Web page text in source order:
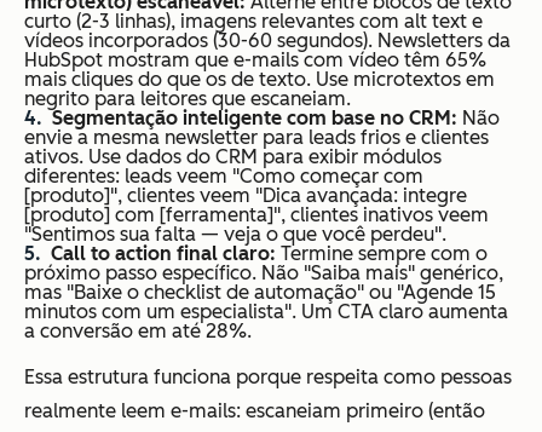
curto (2-3 linhas), imagens relevantes com alt text e
vídeos incorporados (30-60 segundos). Newsletters da
HubSpot mostram que e-mails com vídeo têm 65%
mais cliques do que os de texto. Use microtextos em
negrito para leitores que escaneiam.
Segmentação inteligente com base no CRM: Não
envie a mesma newsletter para leads frios e clientes
ativos. Use dados do CRM para exibir módulos
diferentes: leads veem "Como começar com
[produto]", clientes veem "Dica avançada: integre
[produto] com [ferramenta]", clientes inativos veem
"Sentimos sua falta — veja o que você perdeu".
Call to action final claro: Termine sempre com o
próximo passo específico. Não "Saiba mais" genérico,
mas "Baixe o checklist de automação" ou "Agende 15
minutos com um especialista". Um CTA claro aumenta
a conversão em até 28%.
Essa estrutura funciona porque respeita como pessoas
realmente leem e-mails: escaneiam primeiro (então